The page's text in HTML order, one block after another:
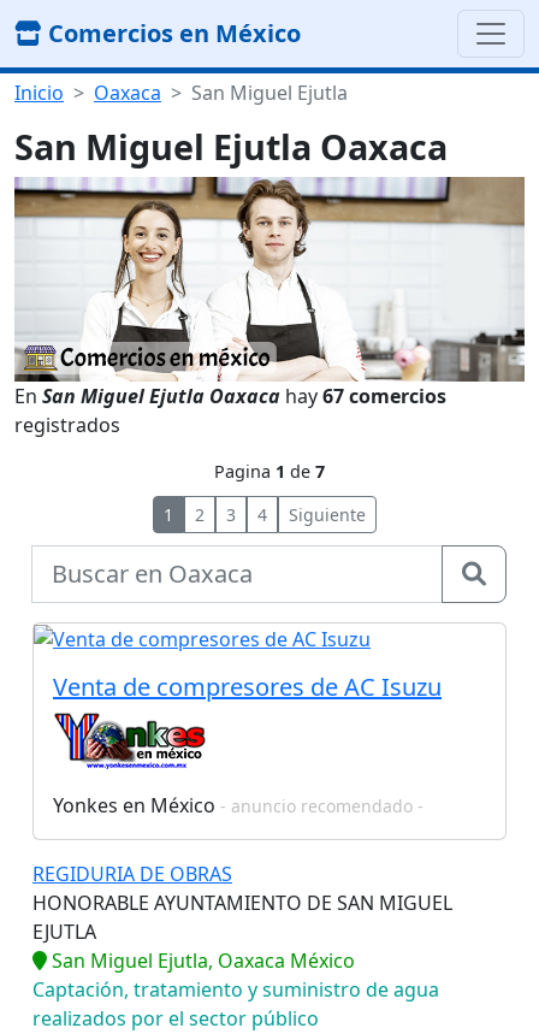
Comercios en México
Inicio Oaxaca San Miguel Ejutla
San Miguel Ejutla Oaxaca
En San Miguel Ejutla Oaxaca hay67 comercios
registrados
Pagina 1 de 7
1
2 3 4 Siguiente
Venta de compresores de AC Isuzu
Yonkes en México - anuncio recomendado -
REGIDURIA DE OBRAS
HONORABLE AYUNTAMIENTO DE SAN MIGUEL
EJUTLA
San Miguel Ejutla, Oaxaca México
Captación, tratamiento y suministro de agua
realizados por el sector público